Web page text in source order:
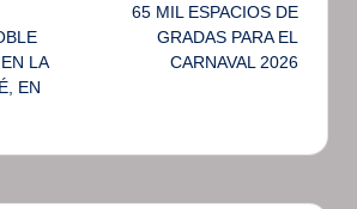
LA
EN
65 MIL ESPACIOS DE
GRADAS PARA EL
CARNAVAL 2026